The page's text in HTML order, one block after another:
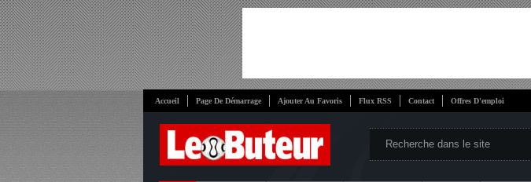
Accueil Page De Démarrage Ajouter Au Favoris Flux RSS Contact Offres D'emploi